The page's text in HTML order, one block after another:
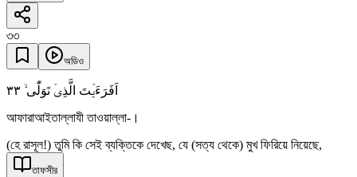
৩৩
অডিও
اَفَرَءَیۡتَ الَّذِیۡ تَوَلّٰی ۙ ٣٣
আফারাআইতাল্লাযী তাওয়াল্লা-।
(হে রাসূল!) তুমি কি সেই ব্যক্তিকে দেখেছ, যে (সত্য থেকে) মুখ ফিরিয়ে নিয়েছে,
তাফসীর